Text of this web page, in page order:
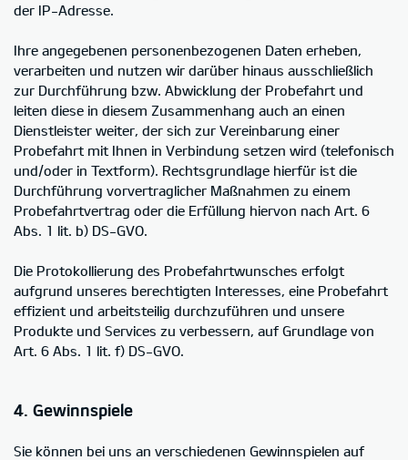
der IP-Adresse.
Ihre angegebenen personenbezogenen Daten erheben,
verarbeiten und nutzen wir darüber hinaus ausschließlich
zur Durchführung bzw. Abwicklung der Probefahrt und
leiten diese in diesem Zusammenhang auch an einen
Dienstleister weiter, der sich zur Vereinbarung einer
Probefahrt mit Ihnen in Verbindung setzen wird (telefonisch
und/oder in Textform). Rechtsgrundlage hierfür ist die
Durchführung vorvertraglicher Maßnahmen zu einem
Probefahrtvertrag oder die Erfüllung hiervon nach Art. 6
Abs. 1 lit. b) DS-GVO.
Die Protokollierung des Probefahrtwunsches erfolgt
aufgrund unseres berechtigten Interesses, eine Probefahrt
effizient und arbeitsteilig durchzuführen und unsere
Produkte und Services zu verbessern, auf Grundlage von
Art. 6 Abs. 1 lit. f) DS-GVO.
4. Gewinnspiele
Sie können bei uns an verschiedenen Gewinnspielen auf